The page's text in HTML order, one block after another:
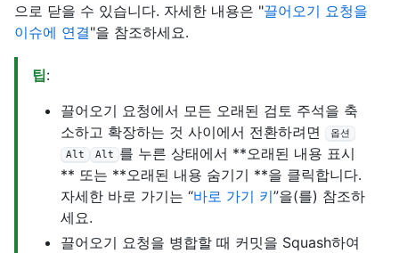
으로 닫을 수 있습니다. 자세한 내용은 "끌어오기 요청을
이슈에 연결"을 참조하세요.
팁:
끌어오기 요청에서 모든 오래된 검토 주석을 축
소하고 확장하는 것 사이에서 전환하려면
옵션
Alt
Alt
를 누른 상태에서 **오래된 내용 표시
** 또는 **오래된 내용 숨기기 **을 클릭합니다.
자세한 바로 가기는 “바로 가기 키”을(를) 참조하
세요.
끌어오기 요청을 병합할 때 커밋을 Squash하여